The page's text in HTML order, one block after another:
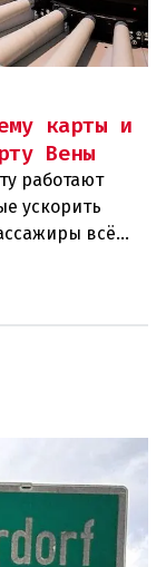
карты и
Вены
работают
ускорить
всё